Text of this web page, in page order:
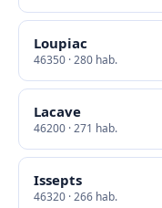
Loupiac
46350 · 280 hab.
Lacave
46200 · 271 hab.
Issepts
46320 · 266 hab.